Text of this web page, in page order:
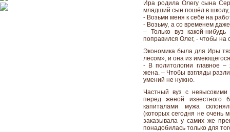
Ира родила Олегу сына
младший сын пошёл в школу,
- Возьми меня к себе на
- Возьму, а со временем
– Только вуз какой-
поправился Олег, - чтобы на
Экономика была для Иры
лесом», и она из
- В политологии главное
жена. – Чтобы взгляды
умений не нужно.
Частный вуз с
перед женой известного
капиталами мужа
(которых сегодня не очень
заказывала у самих же
понадобилась только для